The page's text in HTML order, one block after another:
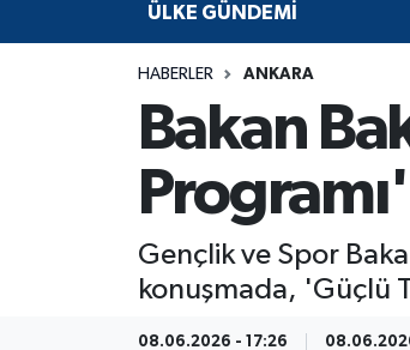
ÜLKE GÜNDEMİ
HABERLER ANKARA
Bakan
Gençlik ve Spor
konuşmada, 'Güçlü
08.06.2026 - 17:26
Bilim Teknoloji
Advertising news
Canlı Maç
Merkez Trafik Yoğunluk Haritası
Tüm Manşetler
Son Dakika Haberleri
Haber Arşivi